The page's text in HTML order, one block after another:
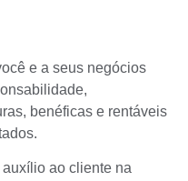
e a seus negócios
benéficas e rentáveis
ao cliente na